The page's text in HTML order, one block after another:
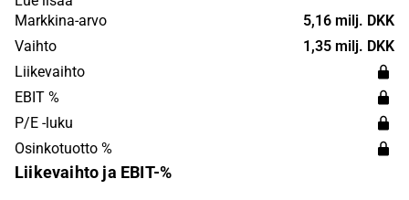
operations are found in the Nordic and Baltic markets.
The company was founded in 1914 and has its
headquarters in Albertslund.
Markkina-arvo
5,16 milj. DKK
Vaihto
1,35 milj. DKK
Liikevaihto
EBIT %
P/E -luku
Osinkotuotto %
Liikevaihto ja EBIT-%